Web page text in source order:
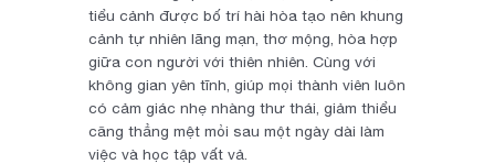
tiểu cảnh được bố trí hài hòa tạo nên khung
cảnh tự nhiên lãng mạn, thơ mộng, hòa hợp
giữa con người với thiên nhiên. Cùng với
không gian yên tĩnh, giúp mọi thành viên luôn
có cảm giác nhẹ nhàng thư thái, giảm thiểu
căng thẳng mệt mỏi sau một ngày dài làm
việc và học tập vất vả.